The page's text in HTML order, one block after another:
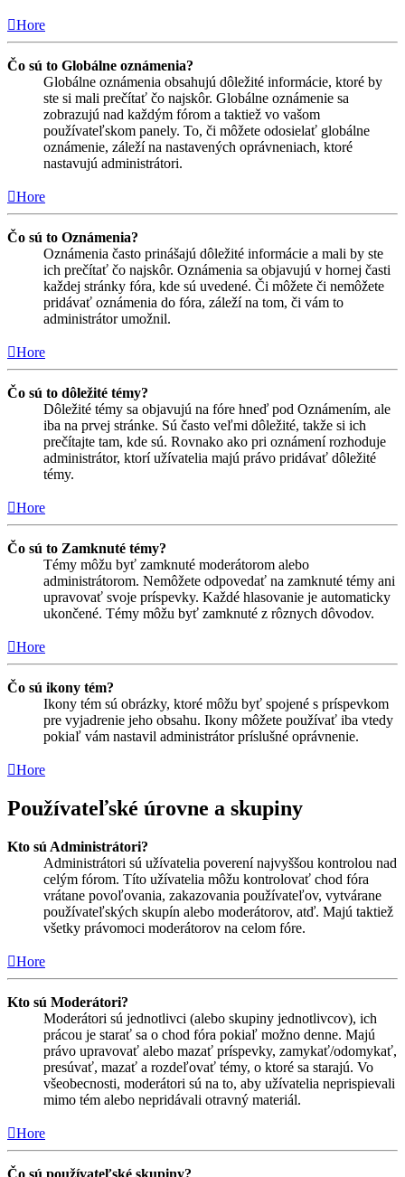
Hore
Čo sú to Globálne oznámenia?
Globálne oznámenia obsahujú dôležité informácie, ktoré by
ste si mali prečítať čo najskôr. Globálne oznámenie sa
zobrazujú nad každým fórom a taktiež vo vašom
používateľskom panely. To, či môžete odosielať globálne
oznámenie, záleží na nastavených oprávneniach, ktoré
nastavujú administrátori.
Hore
Čo sú to Oznámenia?
Oznámenia často prinášajú dôležité informácie a mali by ste
ich prečítať čo najskôr. Oznámenia sa objavujú v hornej časti
každej stránky fóra, kde sú uvedené. Či môžete či nemôžete
pridávať oznámenia do fóra, záleží na tom, či vám to
administrátor umožnil.
Hore
Čo sú to dôležité témy?
Dôležité témy sa objavujú na fóre hneď pod Oznámením, ale
iba na prvej stránke. Sú často veľmi dôležité, takže si ich
prečítajte tam, kde sú. Rovnako ako pri oznámení rozhoduje
administrátor, ktorí užívatelia majú právo pridávať dôležité
témy.
Hore
Čo sú to Zamknuté témy?
Témy môžu byť zamknuté moderátorom alebo
administrátorom. Nemôžete odpovedať na zamknuté témy ani
upravovať svoje príspevky. Každé hlasovanie je automaticky
ukončené. Témy môžu byť zamknuté z rôznych dôvodov.
Hore
Čo sú ikony tém?
Ikony tém sú obrázky, ktoré môžu byť spojené s príspevkom
pre vyjadrenie jeho obsahu. Ikony môžete používať iba vtedy
pokiaľ vám nastavil administrátor príslušné oprávnenie.
Hore
Používateľské úrovne a skupiny
Kto sú Administrátori?
Administrátori sú užívatelia poverení najvyššou kontrolou nad
celým fórom. Títo užívatelia môžu kontrolovať chod fóra
vrátane povoľovania, zakazovania používateľov, vytvárane
používateľských skupín alebo moderátorov, atď. Majú taktiež
všetky právomoci moderátorov na celom fóre.
Hore
Kto sú Moderátori?
Moderátori sú jednotlivci (alebo skupiny jednotlivcov), ich
prácou je starať sa o chod fóra pokiaľ možno denne. Majú
právo upravovať alebo mazať príspevky, zamykať/odomykať,
presúvať, mazať a rozdeľovať témy, o ktoré sa starajú. Vo
všeobecnosti, moderátori sú na to, aby užívatelia neprispievali
mimo tém alebo nepridávali otravný materiál.
Hore